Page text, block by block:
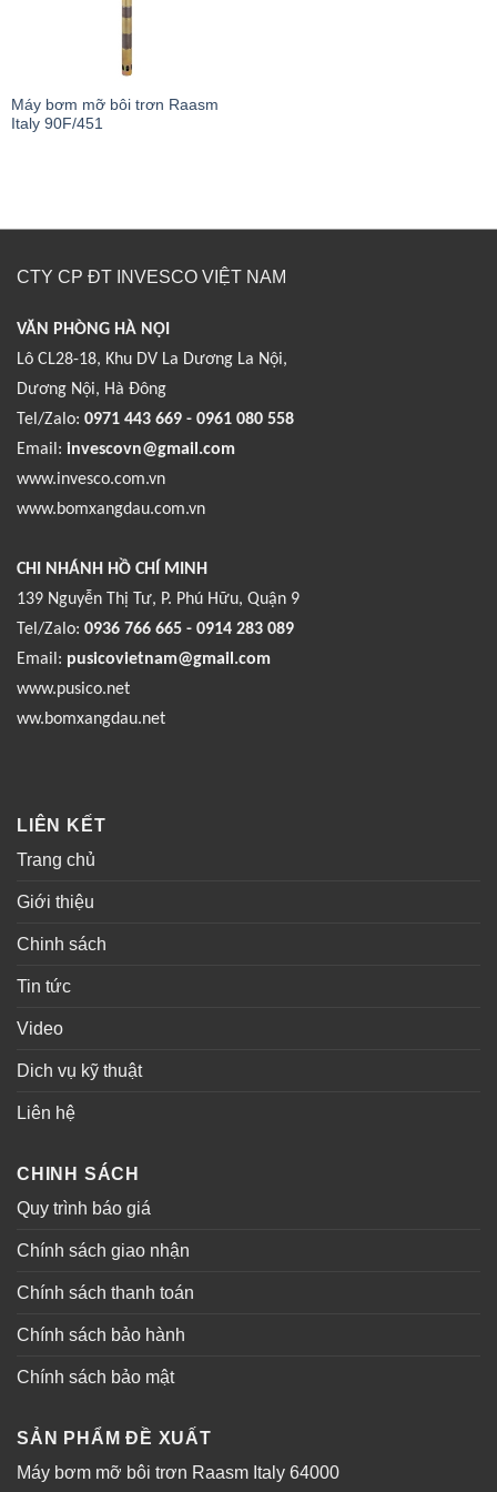
Máy bơm mỡ bôi trơn Raasm
Italy 90F/451
CTY CP ĐT INVESCO VIỆT NAM
VĂN PHÒNG HÀ NỘI
Lô CL28-18, Khu DV La Dương La Nội,
Dương Nội, Hà Đông
Tel/Zalo: 0971 443 669 - 0961 080 558
Email: invescovn@gmail.com
www.invesco.com.vn
www.bomxangdau.com.vn
CHI NHÁNH HỒ CHÍ MINH
139 Nguyễn Thị Tư, P. Phú Hữu, Quận 9
Tel/Zalo: 0936 766 665 - 0914 283 089
Email: pusicovietnam@gmail.com
www.pusico.net
ww.bomxangdau.net
LIÊN KẾT
Trang chủ
Giới thiệu
Chinh sách
Tin tức
Video
Dich vụ kỹ thuật
Liên hệ
CHINH SÁCH
Quy trình báo giá
Chính sách giao nhận
Chính sách thanh toán
Chính sách bảo hành
Chính sách bảo mật
SẢN PHẨM ĐỀ XUẤT
Máy bơm mỡ bôi trơn Raasm Italy 64000